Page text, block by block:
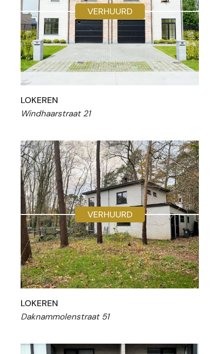
VERHUURD
LOKEREN
Windhaarstraat 21
VERHUURD
LOKEREN
Daknammolenstraat 51